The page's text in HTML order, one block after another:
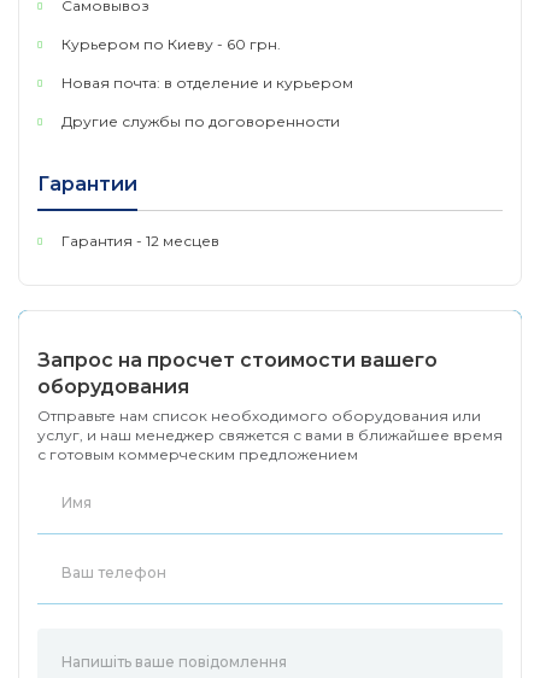
Самовывоз
Курьером по Киеву - 60 грн.
Новая почта: в отделение и курьером
Другие службы по договоренности
Гарантии
Гарантия - 12 месцев
Запрос на просчет стоимости вашего
оборудования
Отправьте нам список необходимого оборудования или
услуг, и наш менеджер свяжется с вами в ближайшее время
с готовым коммерческим предложением